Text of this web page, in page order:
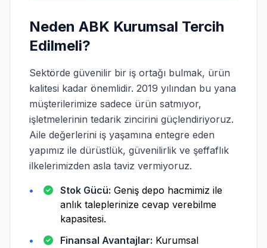
Neden ABK Kurumsal Tercih
Edilmeli?
Sektörde güvenilir bir iş ortağı bulmak, ürün
kalitesi kadar önemlidir. 2019 yılından bu yana
müşterilerimize sadece ürün satmıyor,
işletmelerinin tedarik zincirini güçlendiriyoruz.
Aile değerlerini iş yaşamına entegre eden
yapımız ile dürüstlük, güvenilirlik ve şeffaflık
ilkelerimizden asla taviz vermiyoruz.
Stok Gücü: Geniş depo hacmimiz ile
anlık taleplerinize cevap verebilme
kapasitesi.
Finansal Avantajlar: Kurumsal